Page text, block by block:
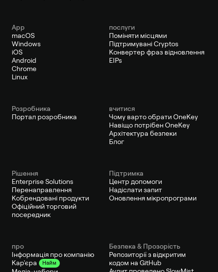
App
macOS
Windows
iOS
Android
Chrome
Linux
послуги
Поміняти місцями
Підтримувані Cryptos
Конвертер фраз відновлення
EIPs
Pозробника
Портал розробника
вчитися
Чому варто обрати OneKey
Навіщо потрібен OneKey
Архітектура безпеки
Блог
Рішення
Enterprise Solutions
Перенаправлення
Кобрендовані продукти
Офіційний торговий
посередник
Підтримка
Центр допомоги
Надіслати запит
Оновлення мікропрограми
про
Інформація про компанію
Кар'єра
Найм
Безпека & Прозорість
Репозиторії з відкритим
кодом на GitHub